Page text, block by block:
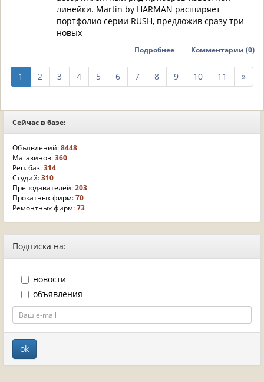
линейки. Martin by HARMAN расширяет
портфолио серии RUSH, предложив сразу три
новых
Комментарии (0)
Подробнее
1 2 3 4 5 6 7 8 9 10 11 »
10
Сейчас в базе:
Объявлений:8448
Магазинов:360
Реп. баз:314
Студий:310
Преподавателей:203
Прокатных фирм:70
Ремонтных фирм:73
Подписка на:
новости
объявления